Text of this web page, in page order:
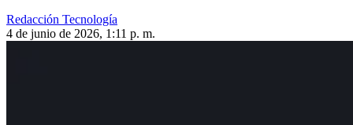
Redacción Tecnología
4 de junio de 2026, 1:11 p. m.